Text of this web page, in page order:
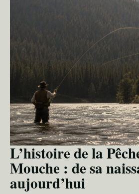
L’histoire de la
Mouche : de sa
aujourd’hui